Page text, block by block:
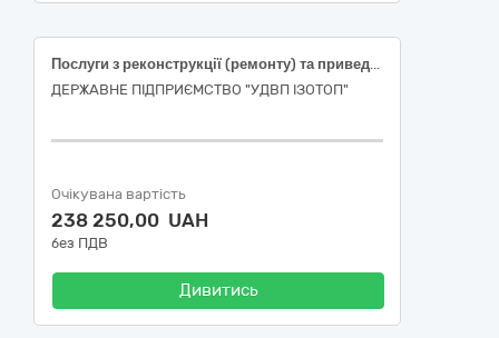
Послуги з реконструкції (ремонту) та приведення у відповідність до вимог Технічного регламенту, щодо пакувальних комплектів для зберігання та захоронення радіоактивних відходів, затвердженого постановою КМУ № 884 від 17.10.2018, 3-х (трьох) пакувальних комплектів УКТІВ – 10000, код за ДК 021:2015 50510000-3 Послуги з ремонту і технічного обслуговування насосів, клапанів, кранів і металевих контейнерів
ДЕРЖАВНЕ ПІДПРИЄМСТВО "УДВП ІЗОТОП"
Очікувана вартість
238 250,00 UAH
без ПДВ
Дивитись